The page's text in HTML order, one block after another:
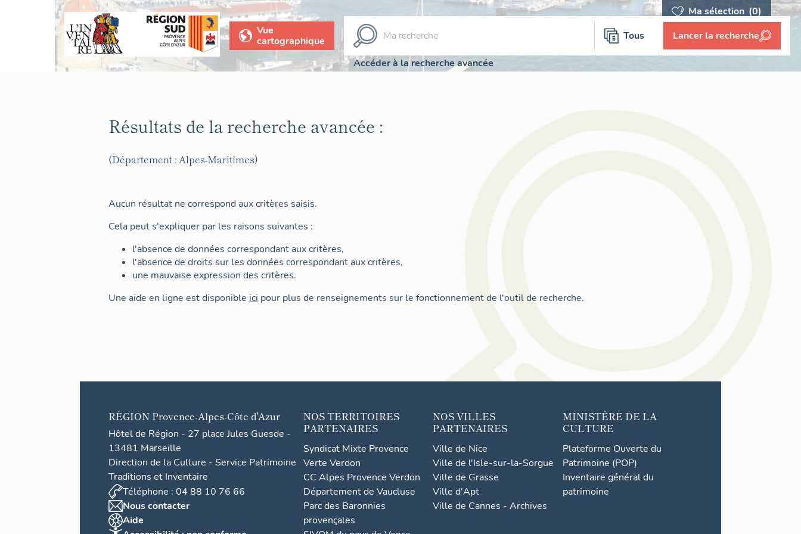
Ma sélection (0)
Vue
cartographique
Tous Lancer la recherche
Accéder à la recherche avancée
Résultats de la recherche avancée :
(Département : Alpes-Maritimes)
Aucun résultat ne correspond aux critères saisis.
Cela peut s'expliquer par les raisons suivantes :
l'absence de données correspondant aux critères,
l'absence de droits sur les données correspondant aux critères,
une mauvaise expression des critères.
Une aide en ligne est disponible ici pour plus de renseignements sur le fonctionnement de l'outil de recherche.
RÉGION Provence-Alpes-Côte d'Azur
Hôtel de Région - 27 place Jules Guesde -
13481 Marseille
Direction de la Culture - Service Patrimoine
Traditions et Inventaire
Téléphone : 04 88 10 76 66
Nous contacter
Aide
NOS TERRITOIRES
PARTENAIRES
Syndicat Mixte Provence
Verte Verdon
CC Alpes Provence Verdon
Département de Vaucluse
Parc des Baronnies
provençales
NOS VILLES
PARTENAIRES
Ville de Nice
Ville de l'Isle-sur-la-Sorgue
Ville de Grasse
Ville d'Apt
Ville de Cannes - Archives
MINISTÈRE DE LA
CULTURE
Plateforme Ouverte du
Patrimoine (POP)
Inventaire général du
patrimoine